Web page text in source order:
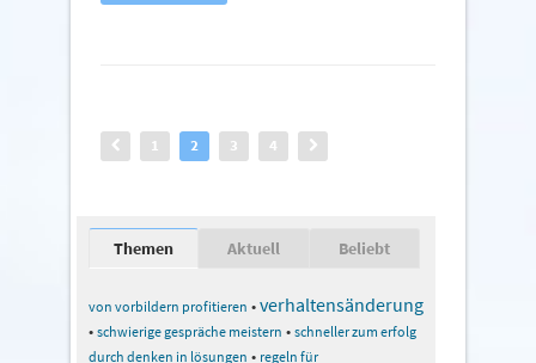
1 2 3 4
Themen Aktuell Beliebt
von vorbildern profitieren •verhaltensänderung
• schwierige gespräche meistern • schneller zum erfolg
durch denken in lösungen • regeln für